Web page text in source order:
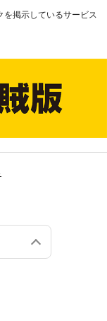
を掲示しているサービス